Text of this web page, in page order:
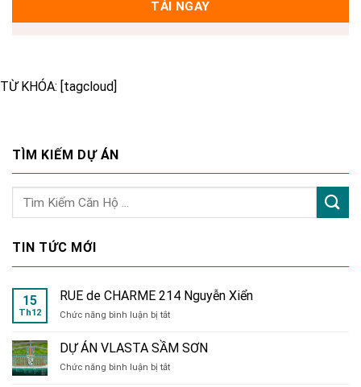
TỪ KHÓA: [tagcloud]
TÌM KIẾM DỰ ÁN
TIN TỨC MỚI
15
Th12
RUE de CHARME 214 Nguyễn Xiển
Chức năng bình luận bị tắtở
de
CHARME
214
DỰ ÁN VLASTA SẦM SƠN
Chức năng bình luận bị tắtở